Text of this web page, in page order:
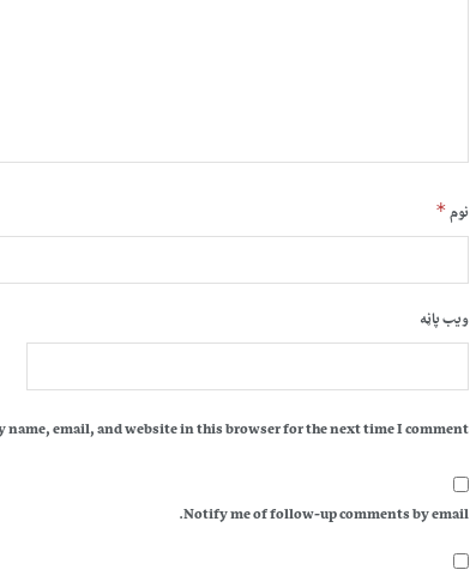
نوم*
ویب پاڼه
name, email, and website in this browser for the next time I comment.
Notify me of follow-up comments by email.